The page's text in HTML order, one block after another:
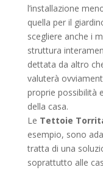
l’installazione
quella per il
scegliere anche i
struttura
dettata da altro
valuterà
proprie possibilità
della casa.
Le Tettoie
esempio, sono
tratta di una
soprattutto alle